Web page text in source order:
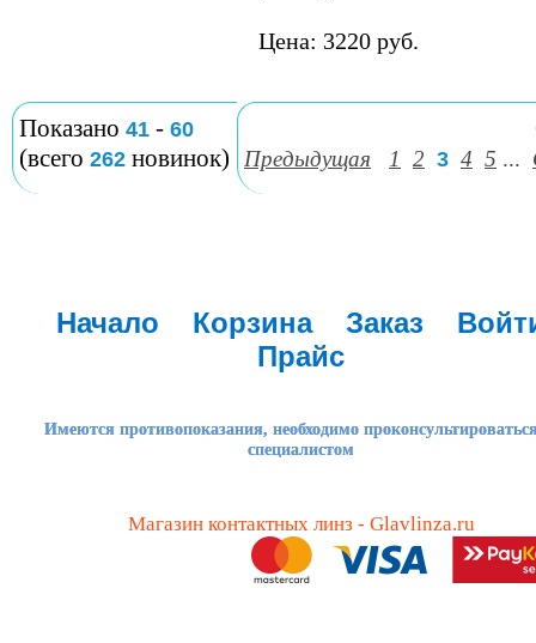
Цена: 3220 руб.
Показано 41 - 60
(всего 262 новинок) Предыдущая 1 2 3 4 5 ...
Начало Корзина Заказ
Прайс
Имеются противопоказания, необходимо
специалистом
Магазин контактных линз - Glavlinza.ru